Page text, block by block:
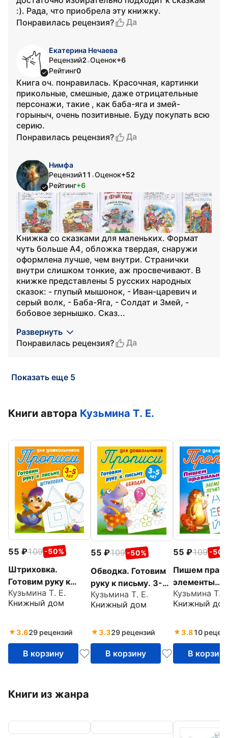
:). Рада, что приобрела эту книжку.
Понравилась рецензия?
Да
Екатерина Нечаева
Рецензий2•Оценок+6
Рейтинг0
Книга оч. понравилась. Красочная, картинки
прикольные, смешные, даже отрицательные
персонажи, такие , как баба-яга и змей-
горыныч, очень позитивные. Буду покупать всю
серию.
Понравилась рецензия?
Да
Нимфа
Рецензий11 •Оценок+52
Рейтинг+6
Книжка со сказками для маленьких. Формат
чуть больше А4, обложка твердая, снаружи
оформлена лучше, чем внутри. Странички
внутри слишком тонкие, аж просвечивают. В
книжке представлены 5 русских народных
сказок: - глупый мышонок, - Иван-царевич и
серый волк, - Баба-Яга, - Солдат и Змей, -
бобовое зернышко. Сказ...
Развернуть
Понравилась рецензия?
Да
Показать еще 5
Книги автора Кузьмина Т. Е.
55 109 -50%
Штриховка.
Готовим руку к
письму. 3-5 лет
Кузьмина Т. Е.
Книжный дом
3.629 рецензий
В корзину
55 109 -50%
Обводка. Готовим
руку к письму. 3-5
лет
Кузьмина Т. Е.
Книжный дом
3.329 рецензий
В корзину
55 109 -
Пишем
элементы
печатных
лет
Кузьмина Т.
Книжный
3.810
В корзину
Книги из жанра